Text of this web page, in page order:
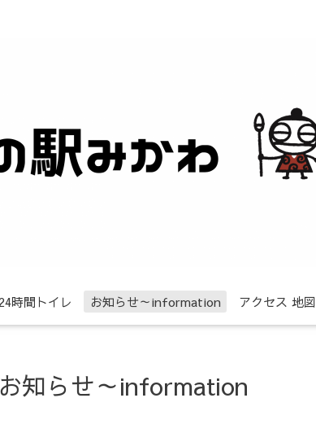
24時間トイレ お知らせ～information アクセス 地図
お知らせ～information